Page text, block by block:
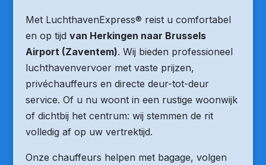
Met LuchthavenExpress® reist u comfortabel
en op tijd van Herkingen naar Brussels
Airport (Zaventem). Wij bieden professioneel
luchthavenvervoer met vaste prijzen,
privéchauffeurs en directe deur-tot-deur
service. Of u nu woont in een rustige woonwijk
of dichtbij het centrum: wij stemmen de rit
volledig af op uw vertrektijd.
Onze chauffeurs helpen met bagage, volgen